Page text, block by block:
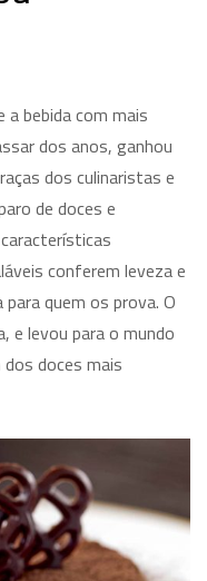
bebida com mais
dos anos, ganhou
dos culinaristas e
de doces e
conferem leveza e
quem os prova. O
e levou para o mundo
doces mais